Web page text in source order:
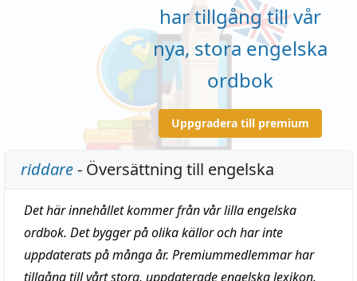
har tillgång till vår
nya, stora engelska
ordbok
Uppgradera till premium
riddare- Översättning till engelska
Det här innehållet kommer från vår lilla engelska
ordbok. Det bygger på olika källor och har inte
uppdaterats på många år. Premiummedlemmar har
tillgång till vårt stora, uppdaterade engelska lexikon.